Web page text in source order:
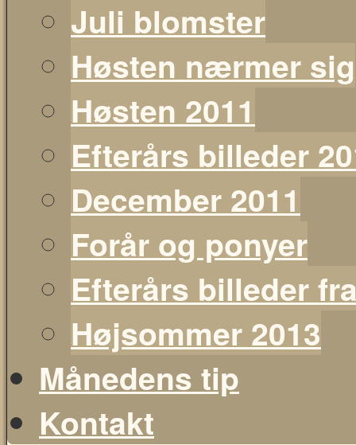
Juli blomster
Høsten nærmer sig
Høsten 2011
Efterårs billeder
December 2011
Forår og ponyer
Efterårs billeder
Højsommer 2013
Månedens tip
Kontakt